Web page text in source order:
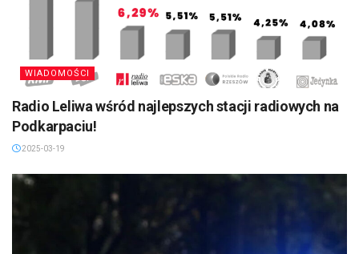
WIADOMOŚCI
Radio Leliwa wśród najlepszych stacji radiowych na
Podkarpaciu!
2025-03-19